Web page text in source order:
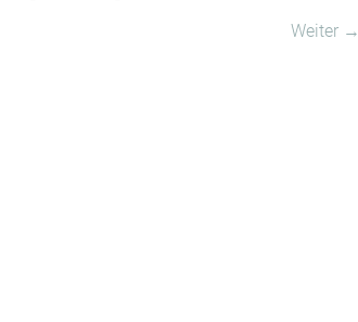
Weiter →